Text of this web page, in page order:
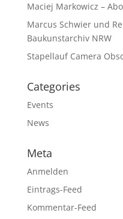
Maciej Markowicz –
Marcus Schwier und
Baukunstarchiv NRW
Stapellauf Camera
Categories
Events
News
Meta
Anmelden
Eintrags-Feed
Kommentar-Feed